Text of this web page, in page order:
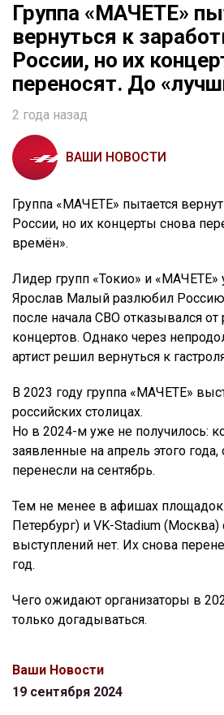
Группа «МАЧЕТЕ»
вернуться к
России, но их
переносят. До
2 года назад
ВАШИ НОВОСТИ
Группа «МАЧЕТЕ» пытается
России, но их концерты снова
времён».
Лидер групп «Токио» и «МАЧЕТЕ»
Ярослав Малый разлюбил
после начала СВО отказывался от
концертов. Однако через
артист решил вернуться к
В 2023 году группа «МАЧЕТЕ»
российских столицах.
Но в 2024-м уже не получилось:
заявленные на апрель этого года,
перенесли на сентябрь.
Тем не менее в афишах площадок
Петербург) и VK-Stadium (Москва)
выступлений нет. Их снова
год.
Чего ожидают организаторы в
только догадываться.
Ваши Новости
19 сентября 2024